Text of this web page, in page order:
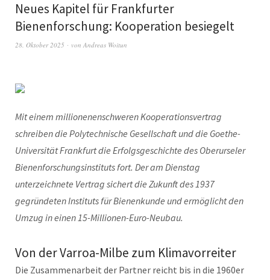
Neues Kapitel für Frankfurter
Bienenforschung: Kooperation besiegelt
28. Oktober 2025 von Andreas Woitun
Mit einem millionenenschweren Kooperationsvertrag
schreiben die Polytechnische Gesellschaft und die Goethe-
Universität Frankfurt die Erfolgsgeschichte des Oberurseler
Bienenforschungsinstituts fort. Der am Dienstag
unterzeichnete Vertrag sichert die Zukunft des 1937
gegründeten Instituts für Bienenkunde und ermöglicht den
Umzug in einen 15-Millionen-Euro-Neubau.
Von der Varroa-Milbe zum Klimavorreiter
Die Zusammenarbeit der Partner reicht bis in die 1960er